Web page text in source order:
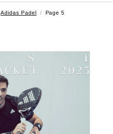
Adidas Padel Page 5